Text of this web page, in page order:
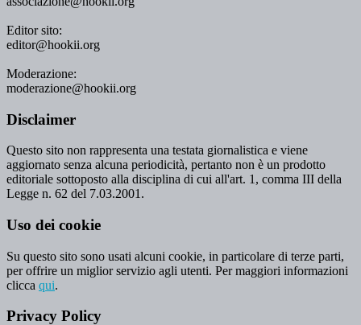
Editor sito:
editor@hookii.org
Moderazione:
moderazione@hookii.org
Disclaimer
Questo sito non rappresenta una testata giornalistica e viene
aggiornato senza alcuna periodicità, pertanto non è un prodotto
editoriale sottoposto alla disciplina di cui all'art. 1, comma III della
Legge n. 62 del 7.03.2001.
Uso dei cookie
Su questo sito sono usati alcuni cookie, in particolare di terze parti,
per offrire un miglior servizio agli utenti. Per maggiori informazioni
clicca qui.
Privacy Policy